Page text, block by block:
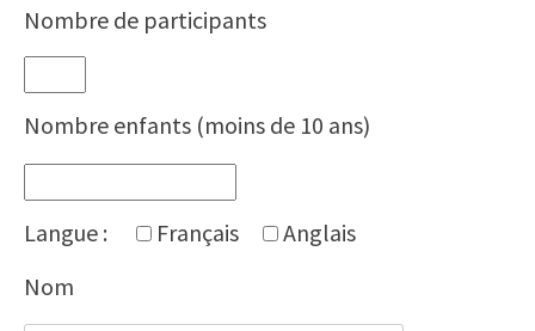
Nombre de participants
Nombre enfants (moins de 10 ans)
Langue : Français
Anglais
Nom